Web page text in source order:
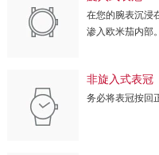
在您的腕表沉浸
渗入欧米茄内部。
非旋入式表冠
务必将表冠按回